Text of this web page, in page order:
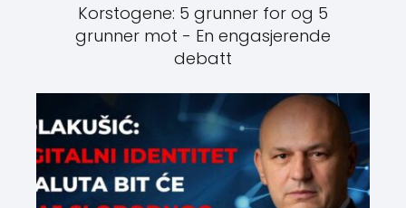
Korstogene: 5 grunner for og 5
grunner mot - En engasjerende
debatt